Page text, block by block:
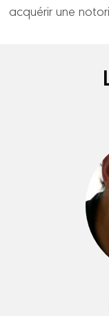
acquérir une